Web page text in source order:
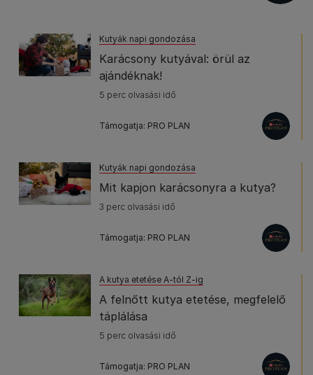
Kutyák napi gondozása
Karácsony kutyával: örül az
ajándéknak!
5 perc olvasási idő
Támogatja: PRO PLAN
Kutyák napi gondozása
Mit kapjon karácsonyra a kutya?
3 perc olvasási idő
Támogatja: PRO PLAN
A kutya etetése A-tól Z-ig
A felnőtt kutya etetése, megfelelő
táplálása
5 perc olvasási idő
Támogatja: PRO PLAN